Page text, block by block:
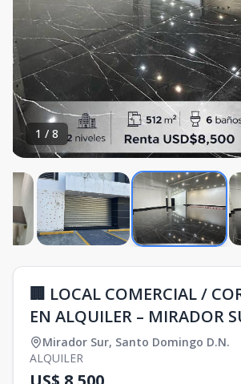
1 / 8
🏢 LOCAL COMERCIAL /
EN ALQUILER – MIRADOR
Mirador Sur, Santo Domingo D.N.
ALQUILER